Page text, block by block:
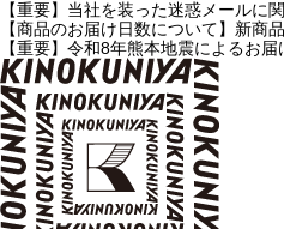
【重要】当社を装った迷惑メール
【商品のお届け日数について】新
【重要】令和8年熊本地震によるお